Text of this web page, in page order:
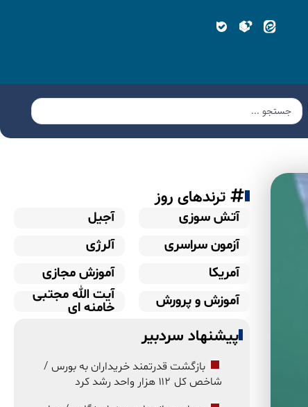
ترندهای روز
آتش سوزی
آجیل
آزمون سراسری
آلرژی
آمریکا
آموزش مجازی
آموزش و پرورش
آیت الله مجتبی
خامنه ای
پیشنهاد سردبیر
بازگشت قدرتمند خریداران به بورس /
شاخص کل ۱۱۲ هزار واحد رشد کرد